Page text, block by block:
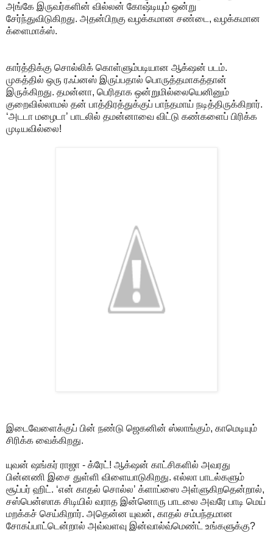
அங்கே இருவர்களின் வில்லன் கோஷ்டியும் ஒன்று
சேர்ந்துவிடுகிறது. அதன்பிறகு வழக்கமான சண்டை, வழக்கமான
க்ளைமாக்ஸ்.
கார்த்திக்கு சொல்லிக் கொள்ளும்படியான ஆக்‌ஷன் படம்.
முகத்தில் ஒரு ரஃப்னஸ் இருப்பதால் பொருத்தமாகத்தான்
இருக்கிறது. தமன்னா, பெரிதாக ஒன்றுமில்லையெனினும்
குறைவில்லாமல் தன் பாத்திரத்துக்குப் பாந்தமாய் நடித்திருக்கிறார்.
‘அடடா மழைடா’ பாடலில் தமன்னாவை விட்டு கண்களைப் பிரிக்க
முடியவில்லை!
இடைவேளைக்குப் பின் நண்டு ஜெகனின் ஸ்லாங்கும், காமெடியும்
சிரிக்க வைக்கிறது.
யுவன் ஷங்கர் ராஜா - க்ரேட்! ஆக்‌ஷன் காட்சிகளில் அவரது
பின்னணி இசை துள்ளி விளையாடுகிறது. எல்லா பாடல்களும்
சூப்பர் ஹிட். ‘என் காதல் சொல்ல’ க்ளாப்ஸை அள்ளுகிறதென்றால்,
சஸ்பென்ஸாக சிடியில் வராத இன்னொரு பாடலை அவரே பாடி மெய்
மறக்கச் செய்கிறார். அதென்ன யுவன், காதல் சம்பந்தமான
சோகப்பாட்டென்றால் அவ்வளவு இன்வால்வ்மெண்ட் உங்களுக்கு?